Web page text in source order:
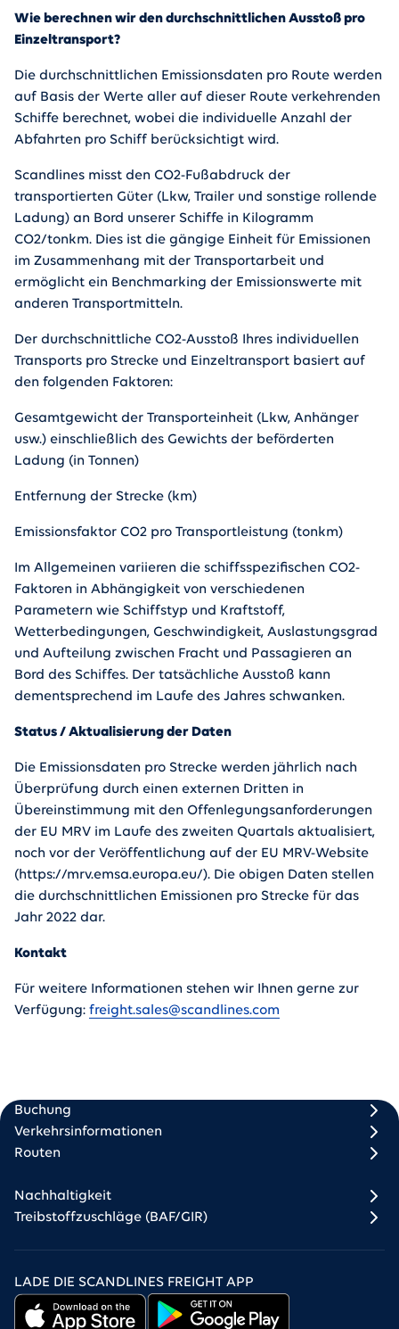
Wie berechnen wir den durchschnittlichen Ausstoß pro
Einzeltransport?
Die durchschnittlichen Emissionsdaten pro Route werden
auf Basis der Werte aller auf dieser Route verkehrenden
Schiffe berechnet, wobei die individuelle Anzahl der
Abfahrten pro Schiff berücksichtigt wird.
Scandlines misst den CO2-Fußabdruck der
transportierten Güter (Lkw, Trailer und sonstige rollende
Ladung) an Bord unserer Schiffe in Kilogramm
CO2/tonkm. Dies ist die gängige Einheit für Emissionen
im Zusammenhang mit der Transportarbeit und
ermöglicht ein Benchmarking der Emissionswerte mit
anderen Transportmitteln.
Der durchschnittliche CO2-Ausstoß Ihres individuellen
Transports pro Strecke und Einzeltransport basiert auf
den folgenden Faktoren:
Gesamtgewicht der Transporteinheit (Lkw, Anhänger
usw.) einschließlich des Gewichts der beförderten
Ladung (in Tonnen)
Entfernung der Strecke (km)
Emissionsfaktor CO2 pro Transportleistung (tonkm)
Im Allgemeinen variieren die schiffsspezifischen CO2-
Faktoren in Abhängigkeit von verschiedenen
Parametern wie Schiffstyp und Kraftstoff,
Wetterbedingungen, Geschwindigkeit, Auslastungsgrad
und Aufteilung zwischen Fracht und Passagieren an
Bord des Schiffes. Der tatsächliche Ausstoß kann
dementsprechend im Laufe des Jahres schwanken.
Status / Aktualisierung der Daten
Die Emissionsdaten pro Strecke werden jährlich nach
Überprüfung durch einen externen Dritten in
Übereinstimmung mit den Offenlegungsanforderungen
der EU MRV im Laufe des zweiten Quartals aktualisiert,
noch vor der Veröffentlichung auf der EU MRV-Website
(https://mrv.emsa.europa.eu/). Die obigen Daten stellen
die durchschnittlichen Emissionen pro Strecke für das
Jahr 2022 dar.
Kontakt
Für weitere Informationen stehen wir Ihnen gerne zur
Verfügung: freight.sales@scandlines.com
Scandlines Freight
Freight Footer 1
Buchung
Verkehrsinformationen
Routen
Freight Footer 2
Nachhaltigkeit
Treibstoffzuschläge (BAF/GIR)
LADE DIE SCANDLINES FREIGHT APP